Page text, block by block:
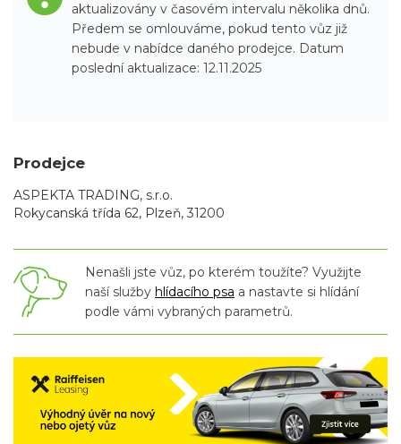
aktualizovány v časovém intervalu několika dnů.
Předem se omlouváme, pokud tento vůz již
nebude v nabídce daného prodejce. Datum
poslední aktualizace: 12.11.2025
Prodejce
ASPEKTA TRADING, s.r.o.
Rokycanská třída 62, Plzeň, 31200
Nenašli jste vůz, po kterém toužíte? Využijte
naší služby hlídacího psa a nastavte si hlídání
podle vámi vybraných parametrů.